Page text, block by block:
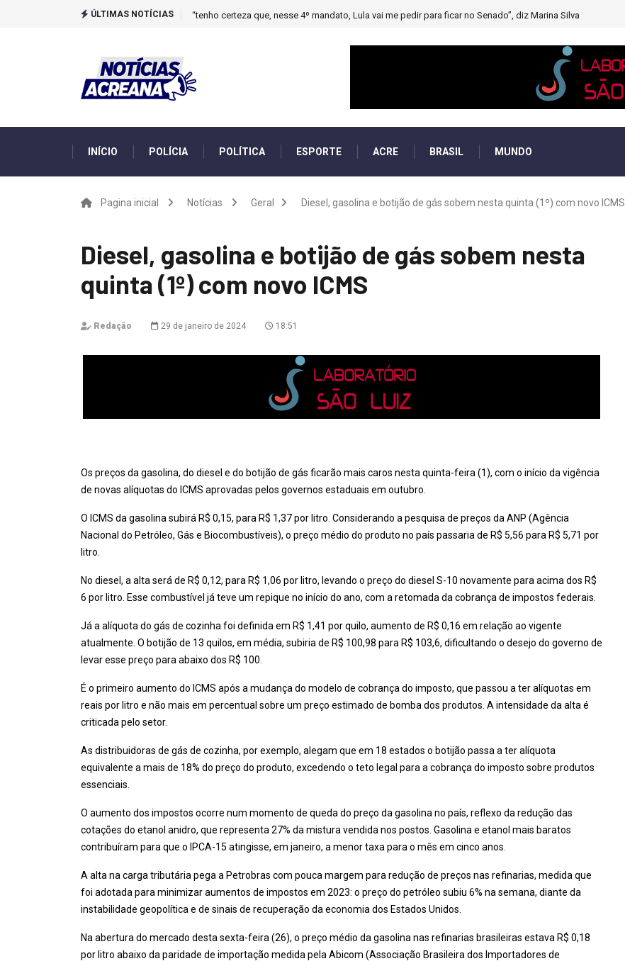
ÚLTIMAS NOTÍCIAS “tenho certeza que, nesse 4º mandato, Lula vai me pedir para ficar no Senado”, diz Marina Silva
INÍCIO POLÍCIA POLÍTICA ESPORTE ACRE BRASIL MUNDO
Pagina inicial Notícias Geral Diesel, gasolina e botijão de gás sobem nesta quinta (1º) com novo ICMS
Diesel, gasolina e botijão de gás sobem nesta
quinta (1º) com novo ICMS
Redação 29 de janeiro de 2024 18:51
Os preços da gasolina, do diesel e do botijão de gás ficarão mais caros nesta quinta-feira (1), com o início da vigência
de novas alíquotas do ICMS aprovadas pelos governos estaduais em outubro.
O ICMS da gasolina subirá R$ 0,15, para R$ 1,37 por litro. Considerando a pesquisa de preços da ANP (Agência
Nacional do Petróleo, Gás e Biocombustíveis), o preço médio do produto no país passaria de R$ 5,56 para R$ 5,71 por
litro.
No diesel, a alta será de R$ 0,12, para R$ 1,06 por litro, levando o preço do diesel S-10 novamente para acima dos R$
6 por litro. Esse combustível já teve um repique no início do ano, com a retomada da cobrança de impostos federais.
Já a alíquota do gás de cozinha foi definida em R$ 1,41 por quilo, aumento de R$ 0,16 em relação ao vigente
atualmente. O botijão de 13 quilos, em média, subiria de R$ 100,98 para R$ 103,6, dificultando o desejo do governo de
levar esse preço para abaixo dos R$ 100.
É o primeiro aumento do ICMS após a mudança do modelo de cobrança do imposto, que passou a ter alíquotas em
reais por litro e não mais em percentual sobre um preço estimado de bomba dos produtos. A intensidade da alta é
criticada pelo setor.
As distribuidoras de gás de cozinha, por exemplo, alegam que em 18 estados o botijão passa a ter alíquota
equivalente a mais de 18% do preço do produto, excedendo o teto legal para a cobrança do imposto sobre produtos
essenciais.
O aumento dos impostos ocorre num momento de queda do preço da gasolina no país, reflexo da redução das
cotações do etanol anidro, que representa 27% da mistura vendida nos postos. Gasolina e etanol mais baratos
contribuíram para que o IPCA-15 atingisse, em janeiro, a menor taxa para o mês em cinco anos.
A alta na carga tributária pega a Petrobras com pouca margem para redução de preços nas refinarias, medida que
foi adotada para minimizar aumentos de impostos em 2023: o preço do petróleo subiu 6% na semana, diante da
instabilidade geopolítica e de sinais de recuperação da economia dos Estados Unidos.
Na abertura do mercado desta sexta-feira (26), o preço médio da gasolina nas refinarias brasileiras estava R$ 0,18
por litro abaixo da paridade de importação medida pela Abicom (Associação Brasileira dos Importadores de